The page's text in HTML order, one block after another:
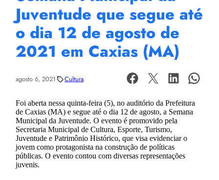
Juventude que segue até
o dia 12 de agosto de
2021 em Caxias (MA)
agosto 6, 2021 Cultura
Foi aberta nessa quinta-feira (5), no auditório da Prefeitura
de Caxias (MA) e segue até o dia 12 de agosto, a Semana
Municipal da Juventude. O evento é promovido pela
Secretaria Municipal de Cultura, Esporte, Turismo,
Juventude e Patrimônio Histórico, que visa evidenciar o
jovem como protagonista na construção de políticas
públicas. O evento contou com diversas representações
juvenis.